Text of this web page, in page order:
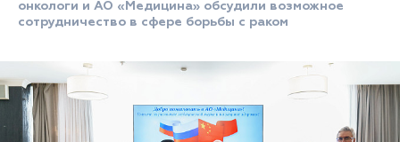
онкологи и АО «Медицина» обсудили возможное
сотрудничество в сфере борьбы с раком